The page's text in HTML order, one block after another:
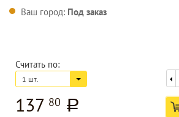
Ваш город: Под заказ
Считать по:
1 шт.
137 80 a